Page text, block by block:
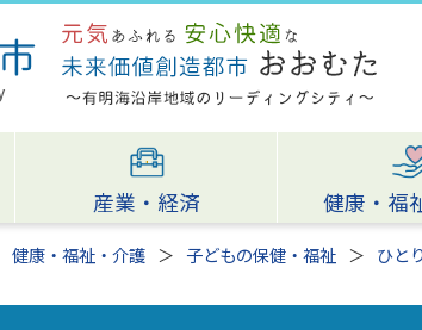
産業・経済 健康・福
健康・福祉・介護 子どもの保健・福祉 ひと